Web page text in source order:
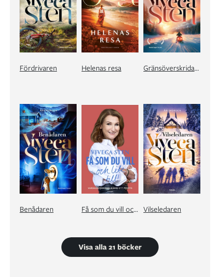
Fördrivaren Helenas resa Gränsöverskridaren
Benådaren Få som du vill och lite till! Vilseledaren
Visa alla 21 böcker